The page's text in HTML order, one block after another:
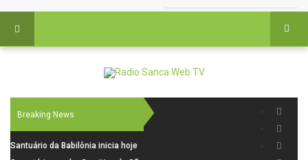
Breaking News
Santuário da Babilônia inicia hoje